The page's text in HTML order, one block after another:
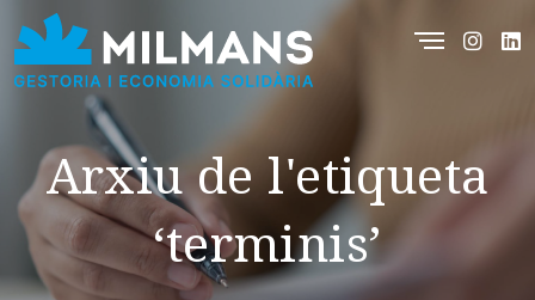
Arxiu de l'etiqueta
‘terminis’